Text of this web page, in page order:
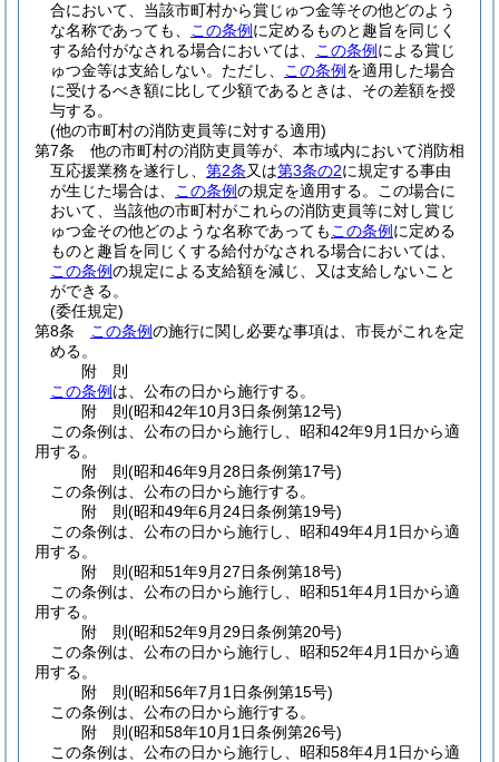
合において、当該市町村から賞じゅつ金等その他どのよう
な名称であっても、
この条例 に定めるものと趣旨を同じく
する給付がなされる場合においては、
この条例 による賞じ
ゅつ金等は支給しない。 ただし、 この条例 を適用した場合
に受けるべき額に比して少額であるときは、その差額を授
与する。
(他の市町村の消防吏員等に対する適用)
第7条
他の市町村の消防吏員等が、本市域内において消防相
互応援業務を遂行し、 第2条又は第3条の2に規定する事由
が生じた場合は、
この条例の規定を適用する。
この場合に
おいて、当該他の市町村がこれらの消防吏員等に対し賞じ
ゅつ金その他どのような名称であっても この条例 に定める
ものと趣旨を同じくする給付がなされる場合においては、
この条例の規定による支給額を減じ、又は支給しないこと
ができる。
(委任規定)
第8条
この条例の施行に関し必要な事項は、市長がこれを定
める。
附 則
この条例 は、公布の日から施行する。
附 則(昭和42年10月3日条例第12号)
この条例は、公布の日から施行し、昭和42年9月1日から適
用する。
附 則(昭和46年9月28日条例第17号)
この条例は、公布の日から施行する。
附 則(昭和49年6月24日条例第19号)
この条例は、公布の日から施行し、昭和49年4月1日から適
用する。
附 則(昭和51年9月27日条例第18号)
この条例は、公布の日から施行し、昭和51年4月1日から適
用する。
附 則(昭和52年9月29日条例第20号)
この条例は、公布の日から施行し、昭和52年4月1日から適
用する。
附 則(昭和56年7月1日条例第15号)
この条例は、公布の日から施行する。
附 則(昭和58年10月1日条例第26号)
この条例は、公布の日から施行し、昭和58年4月1日から適